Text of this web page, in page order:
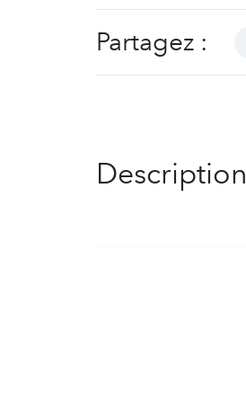
Partagez :
Description